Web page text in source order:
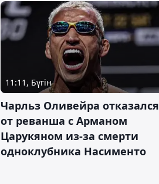
11:11, Бүгін
Чарльз Оливейра отказался
от реванша с Арманом
Царукяном из-за смерти
одноклубника Насименто